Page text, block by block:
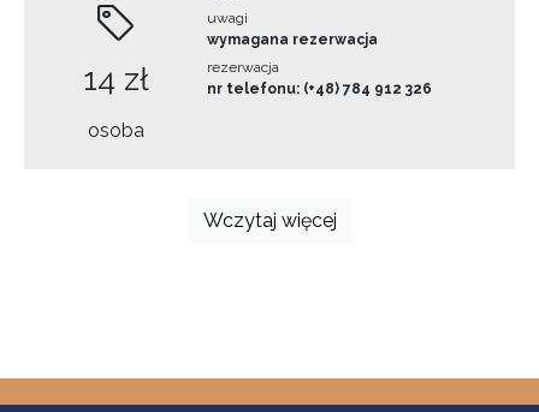
14 zł
osoba
uwagi
wymagana rezerwacja
rezerwacja
nr telefonu: (+48) 784 912 326
Wczytaj więcej